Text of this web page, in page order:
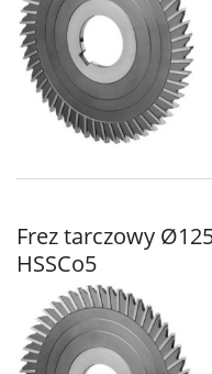
Frez tarczowy
HSSCo5